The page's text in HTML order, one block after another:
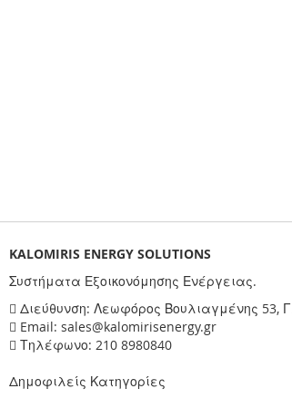
KALOMIRIS ENERGY SOLUTIONS
Συστήματα Εξοικονόμησης Ενέργειας.
Διεύθυνση: Λεωφόρος Βουλιαγμένης 53,
Email: sales@kalomirisenergy.gr
Τηλέφωνο: 210 8980840
Δημοφιλείς Κατηγορίες